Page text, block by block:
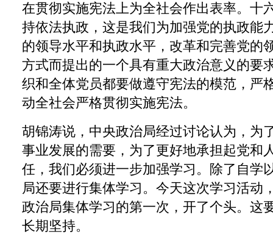
在贯彻实施宪法上为全社会作出表率。十
持依法执政，这是我们为加强党的执政能
的领导水平和执政水平，改革和完善党的
方式而提出的一个具有重大政治意义的要
织和全体党员都要做遵守宪法的模范，严
动全社会严格贯彻实施宪法。
胡锦涛说，中央政治局经过讨论认为，为
事业发展的需要，为了更好地承担起党和
任，我们必须进一步加强学习。除了自学
局还要进行集体学习。今天这次学习活动
政治局集体学习的第一次，开了个头。这
长期坚持。